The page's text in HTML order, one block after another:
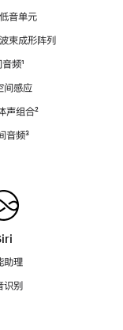
音单元
束成形阵列
音频脚
¹
间感应
声组合脚
²
音频脚
³
助理
识别